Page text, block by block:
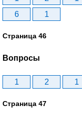
6
1
Страница 46
Вопросы
1 2 1
Страница 47